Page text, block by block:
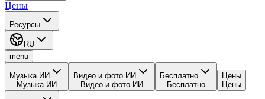
Цены
Ресурсы
RU
menu
Музыка ИИ
Музыка ИИ
Видео и фото ИИ
Видео и фото ИИ
Бесплатно
Бесплатно
Цены
Цены